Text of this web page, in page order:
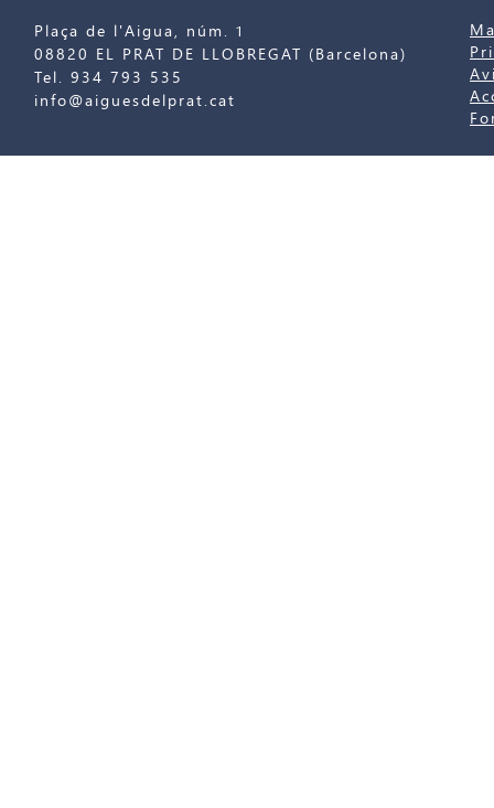
Plaça de l'Aigua, núm. 1
08820 EL PRAT DE LLOBREGAT (Barcelona)
Tel. 934 793 535
info@aiguesdelprat.cat